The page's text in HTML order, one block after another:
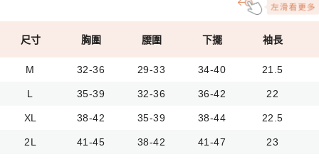
尺寸 胸圍 腰圍 下擺 袖長
M 32-36 29-33 34-40 21.5
L 35-39 32-36 36-42 22
XL 38-42 35-39 38-44 22.5
2L 41-45 38-42 41-47 23